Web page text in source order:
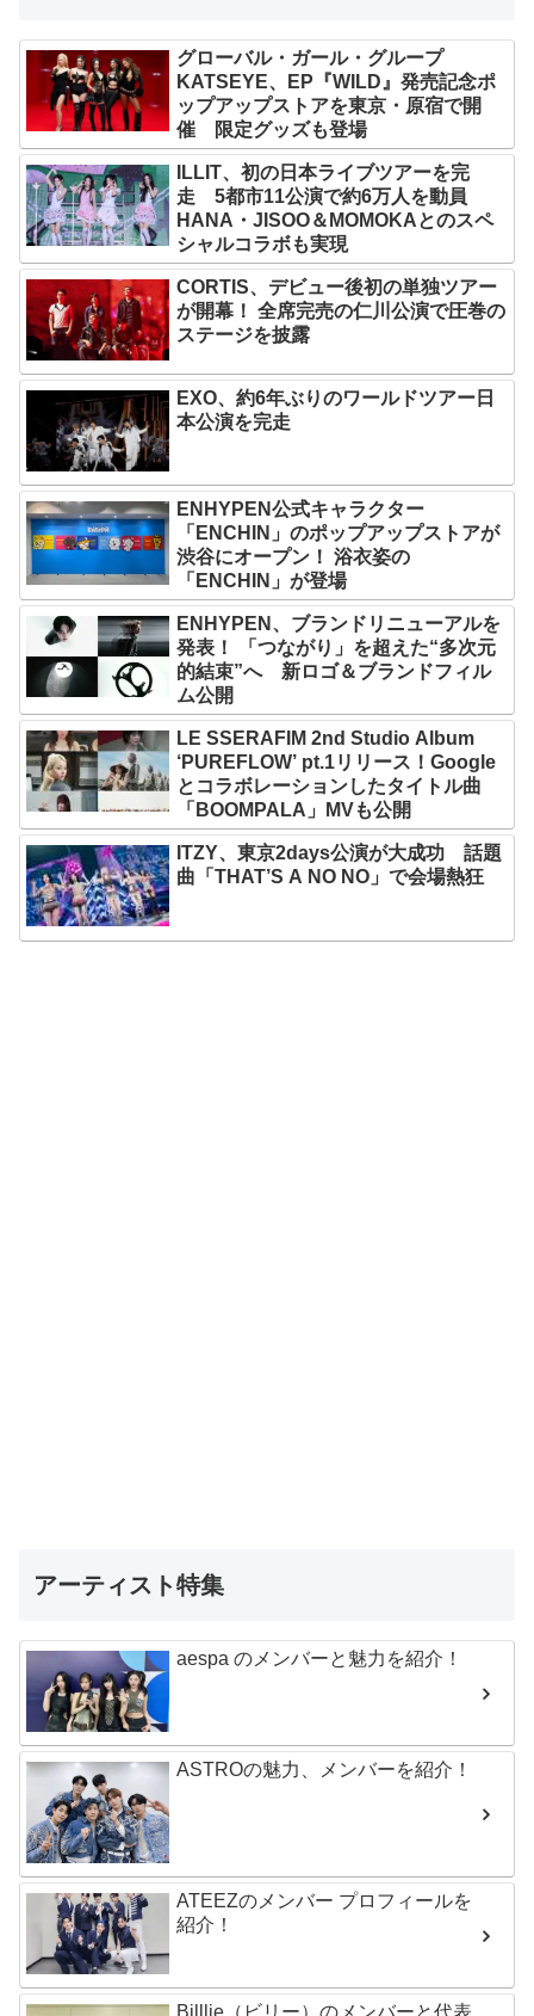
グローバル・ガール・グループ
KATSEYE、EP『WILD』発売記念ポ
ップアップストアを東京・原宿で開
催 限定グッズも登場
ILLIT、初の日本ライブツアーを完
走 5都市11公演で約6万人を動員
HANA・JISOO＆MOMOKAとのスペ
シャルコラボも実現
CORTIS、デビュー後初の単独ツアー
が開幕！ 全席完売の仁川公演で圧巻の
ステージを披露
EXO、約6年ぶりのワールドツアー日
本公演を完走
ENHYPEN公式キャラクター
「ENCHIN」のポップアップストアが
渋谷にオープン！ 浴衣姿の
「ENCHIN」が登場
ENHYPEN、ブランドリニューアルを
発表！ 「つながり」を超えた“多次元
的結束”へ 新ロゴ＆ブランドフィル
ム公開
LE SSERAFIM 2nd Studio Album
‘PUREFLOW’ pt.1リリース！Google
とコラボレーションしたタイトル曲
「BOOMPALA」MVも公開
ITZY、東京2days公演が大成功 話題
曲「THAT’S A NO NO」で会場熱狂
アーティスト特集
aespa のメンバーと魅力を紹介！
ASTROの魅力、メンバーを紹介！
ATEEZのメンバー プロフィールを
紹介！